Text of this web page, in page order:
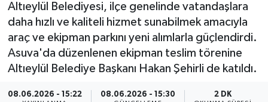
Altıeylül Belediyesi, ilçe genelinde vatandaşlara
daha hızlı ve kaliteli hizmet sunabilmek amacıyla
araç ve ekipman parkını yeni alımlarla güçlendirdi.
Asuva'da düzenlenen ekipman teslim törenine
Altıeylül Belediye Başkanı Hakan Şehirli de katıldı.
08.06.2026 - 15:22 08.06.2026 - 15:30 2 DK
Advertising news
Canlı Maç
Haber Arşivi